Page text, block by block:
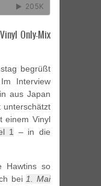
Only-Mix
begrüßt
Interview
aus Japan
unterschätzt
einem Vinyl
1
– in die
Hawtins so
bei 1. Mai